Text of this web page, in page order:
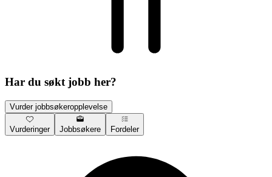
Har du søkt jobb her?
Vurder jobbsøkeropplevelse
Vurderinger Jobbsøkere Fordeler